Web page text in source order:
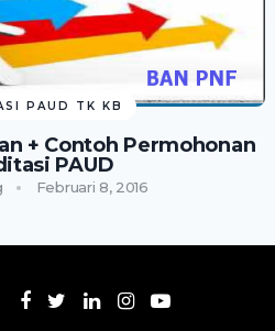
PAUD TK KB
+ Contoh Permohonan
PAUD
Februari 8, 2016